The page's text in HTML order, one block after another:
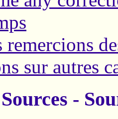
remercions
sur autres
-